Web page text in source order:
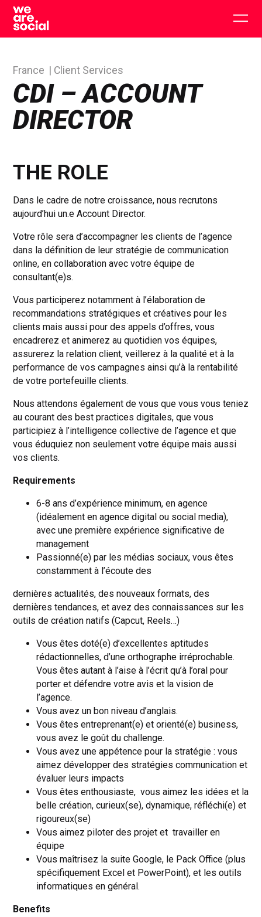
Skip
content
CDI – ACCOUNT
DIRECTOR
France Client Services
THE ROLE
Dans le cadre de notre croissance, nous recrutons
aujourd’hui un.e Account Director.
Votre rôle sera d’accompagner les clients de l’agence
dans la définition de leur stratégie de communication
online, en collaboration avec votre équipe de
consultant(e)s.
Vous participerez notamment à l’élaboration de
recommandations stratégiques et créatives pour les
clients mais aussi pour des appels d’offres, vous
encadrerez et animerez au quotidien vos équipes,
assurerez la relation client, veillerez à la qualité et à la
performance de vos campagnes ainsi qu’à la rentabilité
de votre portefeuille clients.
Nous attendons également de vous que vous vous teniez
au courant des best practices digitales, que vous
participiez à l’intelligence collective de l’agence et que
vous éduquiez non seulement votre équipe mais aussi
vos clients.
Requirements
6-8 ans d’expérience minimum, en agence
(idéalement en agence digital ou social media),
avec une première expérience significative de
management
Passionné(e) par les médias sociaux, vous êtes
constamment à l’écoute des
dernières actualités, des nouveaux formats, des
dernières tendances, et avez des connaissances sur les
outils de création natifs (Capcut, Reels…)
Vous êtes doté(e) d’excellentes aptitudes
rédactionnelles, d’une orthographe irréprochable.
Vous êtes autant à l’aise à l’écrit qu’à l’oral pour
porter et défendre votre avis et la vision de
l’agence.
Vous avez un bon niveau d’anglais.
Vous êtes entreprenant(e) et orienté(e) business,
vous avez le goût du challenge.
Vous avez une appétence pour la stratégie : vous
aimez développer des stratégies communication et
évaluer leurs impacts
Vous êtes enthousiaste, vous aimez les idées et la
belle création, curieux(se), dynamique, réfléchi(e) et
rigoureux(se)
Vous aimez piloter des projet et travailler en
équipe
Vous maîtrisez la suite Google, le Pack Office (plus
spécifiquement Excel et PowerPoint), et les outils
informatiques en général.
Benefits